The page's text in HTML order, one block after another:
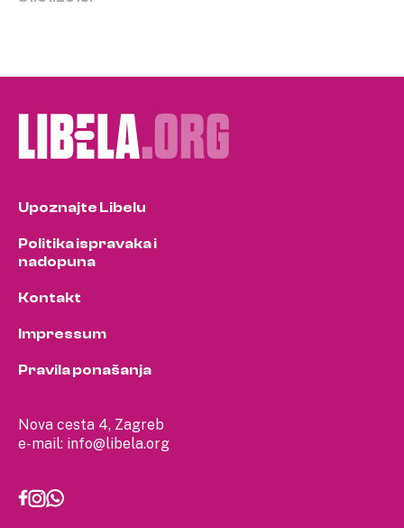
Nova cesta 4, Zagreb
e-mail: info@libela.org
Upoznajte Libelu
Politika ispravaka i
nadopuna
Kontakt
Impressum
Pravila ponašanja